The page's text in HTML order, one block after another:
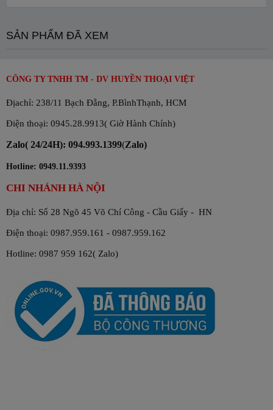
SẢN PHẨM ĐÃ XEM
CÔNG TY TNHH TM - DV HUYỀN THOẠI VIỆT
Địachỉ: 238/11 Bạch Đằng, P.BìnhThạnh, HCM
Điện thoại: 0945.28.9913( Giờ Hành Chính)
Zalo( 24/24H): 094.993.1399(Zalo)
Hotline: 0949.11.9393
CHI NHÁNH HÀ NỘI
Địa chỉ: Số 28 Ngõ 45 Võ Chí Công - Cầu Giấy - HN
Điện thoại: 0987.959.161 - 0987.959.162
Hotline: 0987 959 162( Zalo)